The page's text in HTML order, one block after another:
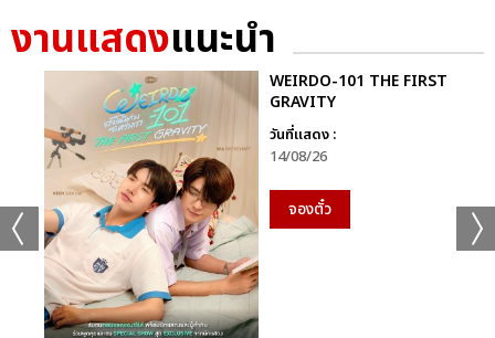
งานแสดงแนะนำ
WEIRDO-101 THE FIRST
GRAVITY
วันที่แสดง :
14/08/26
จองตั๋ว